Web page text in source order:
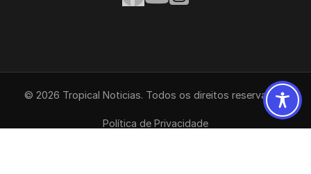
© 2026 Tropical Noticias. Todos os direitos reservados.
Política de Privacidade